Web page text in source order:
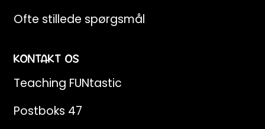
Ofte stillede spørgsmål
KONTAKT OS
Teaching FUNtastic
Postboks 47